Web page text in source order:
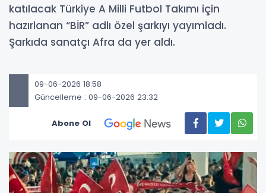
katılacak Türkiye A Milli Futbol Takımı için
hazırlanan “BİR” adlı özel şarkıyı yayımladı.
Şarkıda sanatçı Afra da yer aldı.
09-06-2026 18:58
Güncelleme : 09-06-2026 23:32
Abone Ol